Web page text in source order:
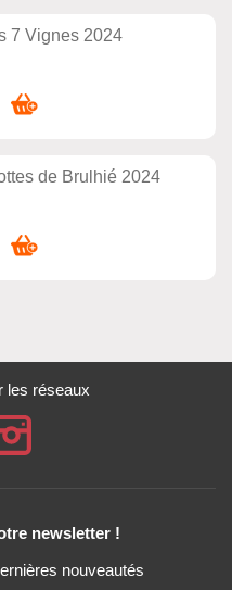
7 Vignes 2024
de Brulhié 2024
les réseaux
newsletter !
nouveautés